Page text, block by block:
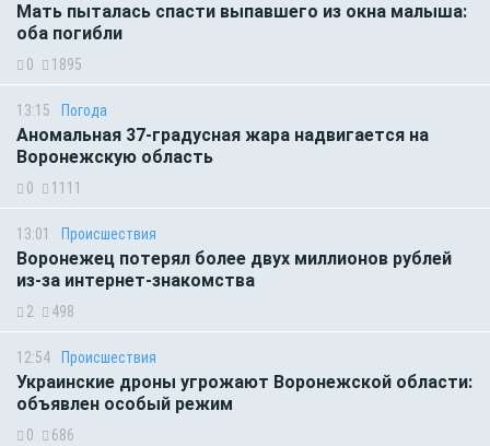
Мать пыталась спасти выпавшего из окна малыша:
оба погибли
0 1895
13:15 Погода
Аномальная 37-градусная жара надвигается на
Воронежскую область
0 1111
13:01 Происшествия
Воронежец потерял более двух миллионов рублей
из-за интернет-знакомства
2 498
12:54 Происшествия
Украинские дроны угрожают Воронежской области:
объявлен особый режим
0 686